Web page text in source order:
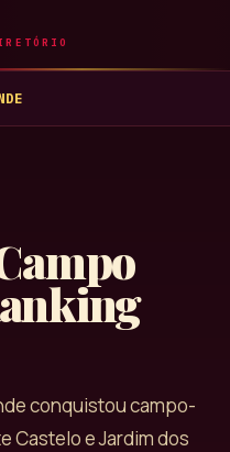
conquistou campo-
Castelo e Jardim dos